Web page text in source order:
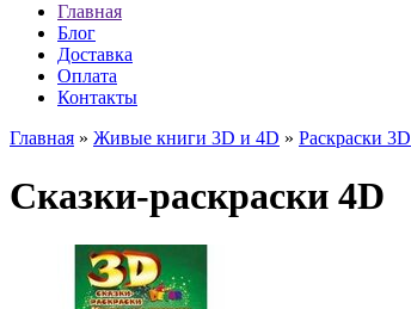
Главная
Блог
Доставка
Оплата
Контакты
Главная » Живые книги 3D и 4D » Раскраски 3D
Сказки-раскраски 4D